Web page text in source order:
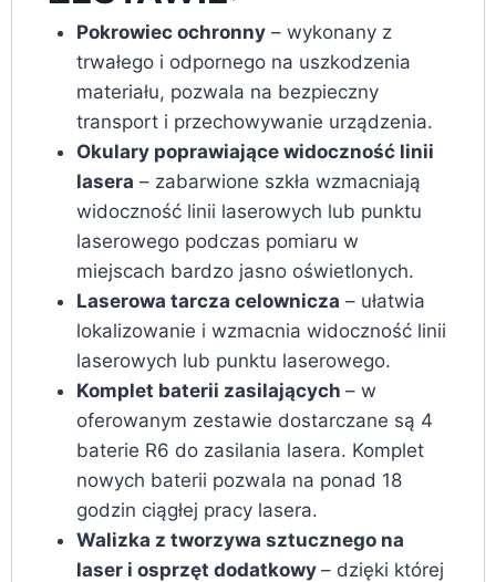
Pokrowiec ochronny– wykonany z
trwałego i odpornego na uszkodzenia
materiału, pozwala na bezpieczny
transport i przechowywanie urządzenia.
Okulary poprawiające widoczność linii
lasera – zabarwione szkła wzmacniają
widoczność linii laserowych lub punktu
laserowego podczas pomiaru w
miejscach bardzo jasno oświetlonych.
Laserowa tarcza celownicza – ułatwia
lokalizowanie i wzmacnia widoczność linii
laserowych lub punktu laserowego.
Komplet baterii zasilających – w
oferowanym zestawie dostarczane są 4
baterie R6 do zasilania lasera. Komplet
nowych baterii pozwala na ponad 18
godzin ciągłej pracy lasera.
Walizka z tworzywa sztucznego na
laser i osprzęt dodatkowy – dzięki której